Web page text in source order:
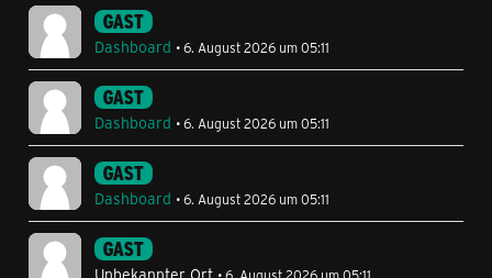
GAST
Dashboard 6. August 2026 um 05:11
GAST
Dashboard 6. August 2026 um 05:11
GAST
Dashboard 6. August 2026 um 05:11
GAST
Unbekannter Ort 6. August 2026 um 05:11